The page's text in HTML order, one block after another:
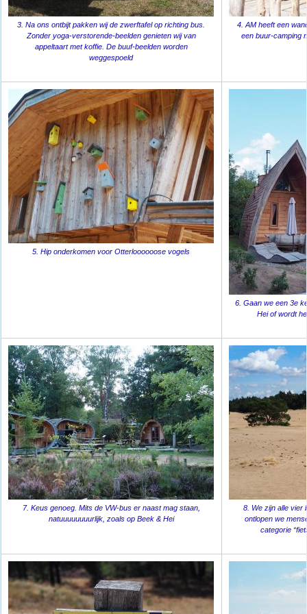
3. Na ons ontbijt pakken wij de zwerftafel op richting bus.
Zonder yoga-verstorende-beelden genieten wij van
appeltaart met koffie. De buuf-beelden worden
weggespoeld
4. AM heeft een
een buur-camping
5. Hip onderkomen voor Otterloooooose vogels
6. Gaan we een 3e
Hei of wordt
7. Keus genoeg. Mits de VW-bus er naast mag staan,
natuuuuuuuurlijk, zoals op Beek & Hei
8. We zijn alle vier
ontlopen we
categorie